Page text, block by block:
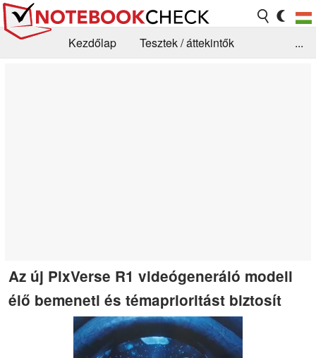
Kezdőlap
Tesztek / áttekintők
...
Az új PixVerse R1 videógeneráló modell
élő bemeneti és témaprioritást biztosít